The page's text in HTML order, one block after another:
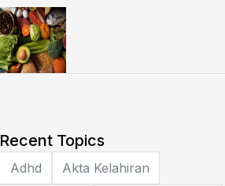
Recent Topics
Adhd Akta Kelahiran